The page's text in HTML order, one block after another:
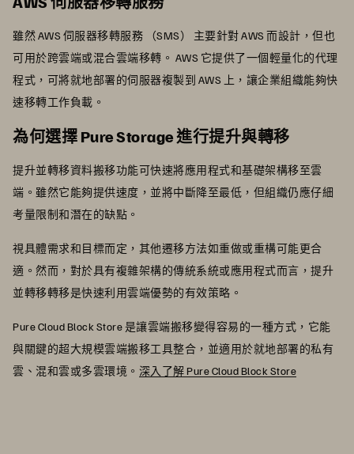
雖然 AWS 伺服器移轉服務 （SMS） 主要針對 AWS 而設計，但也
可用於跨雲端或混合雲端移轉。 AWS 它提供了一個輕量化的代理
程式，可將就地部署的伺服器複製到 AWS 上，讓企業組織能夠快
速移轉工作負載。
為何選擇 Pure Storage 進行提升與轉移
提升並轉移資料搬移功能可快速將應用程式和基礎架構移至雲
端。雖然它能夠提供速度，並將中斷降至最低，但組織仍應仔細
考量限制和潛在的缺點。
視具體需求和目標而定，其他遷移方法如重做或重構可能更合
適。然而，對於具有複雜架構的傳統系統或應用程式而言，提升
並轉移轉移是快速利用雲端優勢的有效策略。
Pure Cloud Block Store 是讓雲端搬移變得容易的一種方式，它能
與關鍵的超大規模雲端搬移工具整合，並適用於就地部署的私有
雲、混和雲或多雲環境。 深入了解 Pure Cloud Block Store